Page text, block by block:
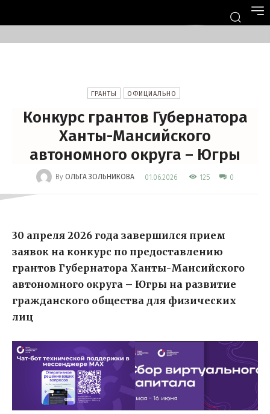
ГРАНТЫ ОФИЦИАЛЬНО
Конкурс грантов Губернатора
Ханты-Мансийского
автономного округа – Югры
By ОЛЬГА ЗОЛЬНИКОВА 01.06.2026 125 0
30 апреля 2026 года завершился прием
заявок на конкурс по предоставлению
грантов Губернатора Ханты-Мансийского
автономного округа – Югры на развитие
гражданского общества для физических
лиц